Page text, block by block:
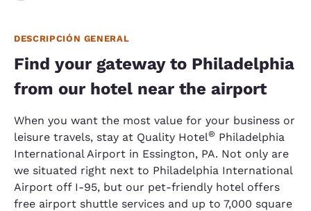
DESCRIPCIÓN GENERAL
Find your gateway to Philadelphia
from our hotel near the airport
When you want the most value for your business or
leisure travels, stay at Quality Hotel® Philadelphia
International Airport in Essington, PA. Not only are
we situated right next to Philadelphia International
Airport off I-95, but our pet-friendly hotel offers
free airport shuttle services and up to 7,000 square